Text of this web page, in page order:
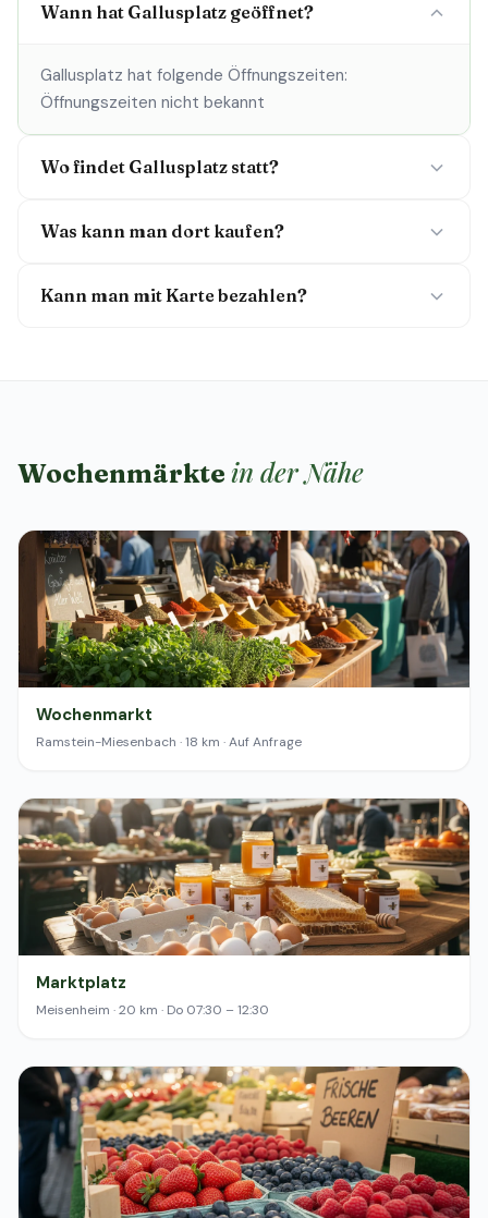
Wann hat Gallusplatz geöffnet?
Gallusplatz hat folgende Öffnungszeiten:
Öffnungszeiten nicht bekannt
Wo findet Gallusplatz statt?
Was kann man dort kaufen?
Kann man mit Karte bezahlen?
Wochenmärkte in der Nähe
Wochenmarkt
Ramstein-Miesenbach · 18 km · Auf Anfrage
Marktplatz
Meisenheim · 20 km · Do 07:30 – 12:30